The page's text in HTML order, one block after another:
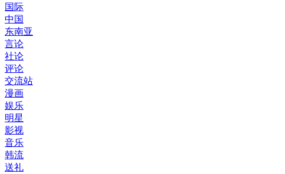
国际
中国
东南亚
言论
社论
评论
交流站
漫画
娱乐
明星
影视
音乐
韩流
送礼